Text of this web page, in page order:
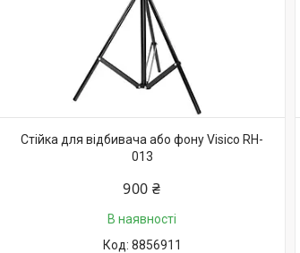
Стійка для відбивача або фону Visico RH-
013
900 ₴
В наявності
8856911